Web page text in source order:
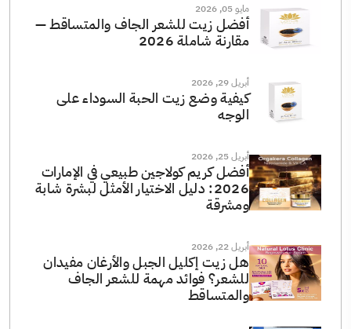
مايو 05, 2026
أفضل زيت للشعر الجاف والمتساقط —
مقارنة شاملة 2026
أبريل 29, 2026
كيفية وضع زيت الحبة السوداء على
الوجه
أبريل 25, 2026
أفضل كريم كولاجين طبيعي في الإمارات
2026: دليل الاختيار الأمثل لبشرة شابة
ومشرقة
أبريل 22, 2026
هل زيت إكليل الجبل والأرغان مفيدان
للشعر؟ فوائد مهمة للشعر الجاف
والمتساقط